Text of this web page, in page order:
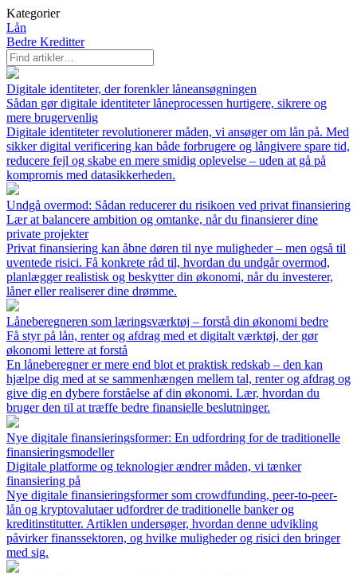
Kategorier
Lån
Bedre Kreditter
Digitale identiteter, der forenkler låneansøgningen
Sådan gør digitale identiteter låneprocessen hurtigere, sikrere og
mere brugervenlig
Digitale identiteter revolutionerer måden, vi ansøger om lån på. Med
sikker digital verificering kan både forbrugere og långivere spare tid,
reducere fejl og skabe en mere smidig oplevelse – uden at gå på
kompromis med datasikkerheden.
Undgå overmod: Sådan reducerer du risikoen ved privat finansiering
Lær at balancere ambition og omtanke, når du finansierer dine
private projekter
Privat finansiering kan åbne døren til nye muligheder – men også til
uventede risici. Få konkrete råd til, hvordan du undgår overmod,
planlægger realistisk og beskytter din økonomi, når du investerer,
låner eller realiserer dine drømme.
Låneberegneren som læringsværktøj – forstå din økonomi bedre
Få styr på lån, renter og afdrag med et digitalt værktøj, der gør
økonomi lettere at forstå
En låneberegner er mere end blot et praktisk redskab – den kan
hjælpe dig med at se sammenhængen mellem tal, renter og afdrag og
give dig en dybere forståelse af din økonomi. Lær, hvordan du
bruger den til at træffe bedre finansielle beslutninger.
Nye digitale finansieringsformer: En udfordring for de traditionelle
finansieringsmodeller
Digitale platforme og teknologier ændrer måden, vi tænker
finansiering på
Nye digitale finansieringsformer som crowdfunding, peer-to-peer-
lån og kryptovalutaer udfordrer de traditionelle banker og
kreditinstitutter. Artiklen undersøger, hvordan denne udvikling
påvirker finanssektoren, og hvilke muligheder og risici den bringer
med sig.